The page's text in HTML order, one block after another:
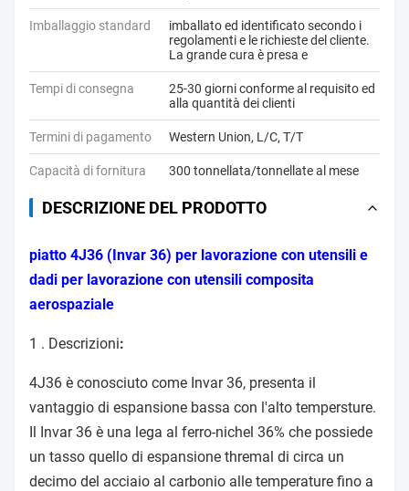
Imballaggio standard
imballato ed identificato secondo i
regolamenti e le richieste del cliente.
La grande cura è presa e
Tempi di consegna
25-30 giorni conforme al requisito ed
alla quantità dei clienti
Termini di pagamento Western Union, L/C, T/T
Capacità di fornitura 300 tonnellata/tonnellate al mese
DESCRIZIONE DEL PRODOTTO
piatto 4J36 (Invar 36) per lavorazione con utensili e
dadi per lavorazione con utensili composita
aerospaziale
1 . Descrizioni:
4J36 è conosciuto come Invar 36, presenta il
vantaggio di espansione bassa con l'alto tempersture.
Il Invar 36 è una lega al ferro-nichel 36% che possiede
un tasso quello di espansione thremal di circa un
decimo del acciaio al carbonio alle temperature fino a